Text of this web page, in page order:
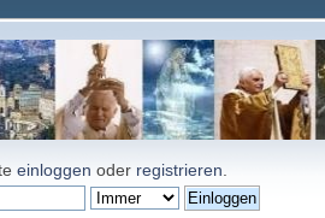
einloggen oder registrieren